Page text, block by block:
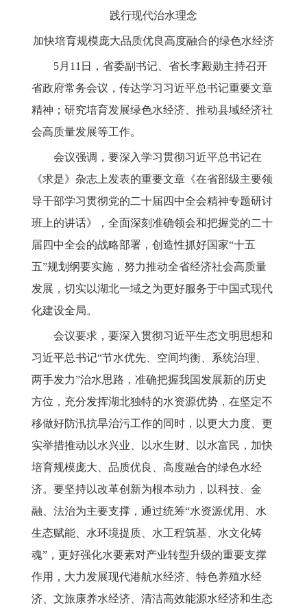
践行现代治水理念
加快培育规模庞大品质优良高度融合的绿色水经济
5月11日，省委副书记、省长李殿勋主持召开
省政府常务会议，传达学习习近平总书记重要文章
精神；研究培育发展绿色水经济、推动县域经济社
会高质量发展等工作。
会议强调， 要深入学习贯彻习近平总书记在
《求是》杂志上发表的重要文章《在省部级主要领
导干部学习贯彻党的二十届四中全会精神专题研讨
班上的讲话》，全面深刻准确领会和把握党的二十
届四中全会的战略部署，创造性抓好国家“十五
五”规划纲要实施，努力推动全省经济社会高质量
发展，切实以湖北一域之为更好服务于中国式现代
化建设全局。
会议要求， 要深入贯彻习近平生态文明思想和
习近平总书记“节水优先、空间均衡、系统治理、
两手发力”治水思路，准确把握我国发展新的历史
方位，充分发挥湖北独特的水资源优势，在坚定不
移做好防汛抗旱治污工作的同时，以更大力度、更
实举措推动以水兴业、以水生财、以水富民，加快
培育规模庞大、品质优良、高度融合的绿色水经
济。要坚持以改革创新为根本动力，以科技、金
融、法治为主要支撑，通过统筹“水资源优用、水
生态赋能、水环境提质、水工程筑基、水文化铸
魂”，更好强化水要素对产业转型升级的重要支撑
作用，大力发展现代港航水经济、特色养殖水经
济、文旅康养水经济、清洁高效能源水经济和生态